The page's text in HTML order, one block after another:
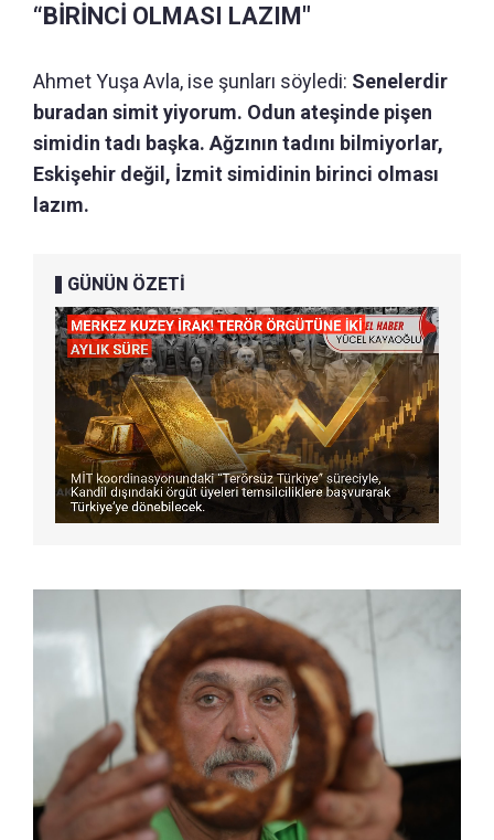
“BİRİNCİ OLMASI LAZIM"
Ahmet Yuşa Avla, ise şunları söyledi: Senelerdir
buradan simit yiyorum. Odun ateşinde pişen
simidin tadı başka. Ağzının tadını bilmiyorlar,
Eskişehir değil, İzmit simidinin birinci olması
lazım.
GÜNÜN ÖZETİ